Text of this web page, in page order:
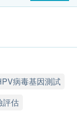
子報告。 ( 星期
惡劣天氣情況
)
體檢查計劃或
。
用1次 (不包括
不可轉換為其
病毒基因測試
評估